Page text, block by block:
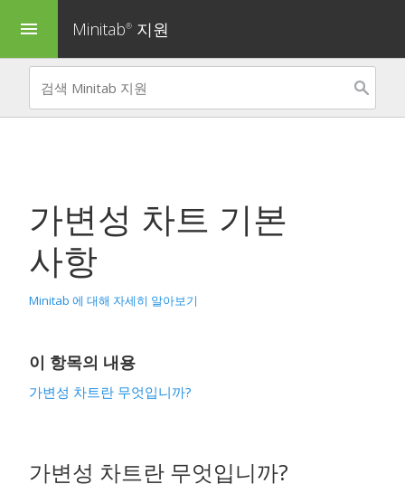
menu Minitab® 지원
가변성 차트 기본
사항
Minitab 에 대해 자세히 알아보기
이 항목의 내용
가변성 차트란 무엇입니까?
가변성 차트란 무엇입니까?